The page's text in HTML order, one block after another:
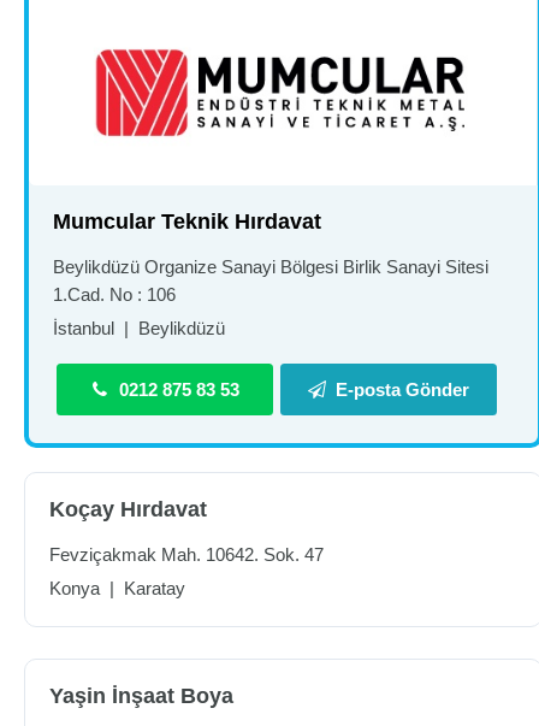
Mumcular Teknik Hırdavat
Beylikdüzü Organize Sanayi Bölgesi Birlik Sanayi Sitesi
1.Cad. No : 106
İstanbul | Beylikdüzü
0212 875 83 53 E-posta Gönder
Koçay Hırdavat
Fevziçakmak Mah. 10642. Sok. 47
Konya | Karatay
Yaşin İnşaat Boya